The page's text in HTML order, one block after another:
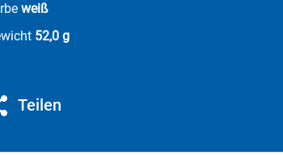
weiß
52,0 g
Teilen